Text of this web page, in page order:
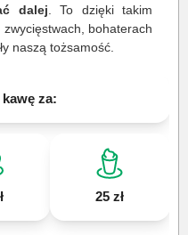
dalej. To dzięki takim
bohaterach
naszą tożsamość.
za:
25 zł